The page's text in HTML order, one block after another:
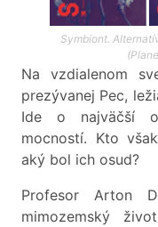
Symbiont.
Na vzdialenom
prezývanej Pec,
Ide o najväčší
mocností. Kto
aký bol ich osud?
Profesor Arton
mimozemský